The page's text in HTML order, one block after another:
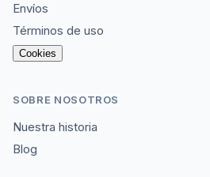
Envíos
Términos de uso
Cookies
SOBRE NOSOTROS
Nuestra historia
Blog